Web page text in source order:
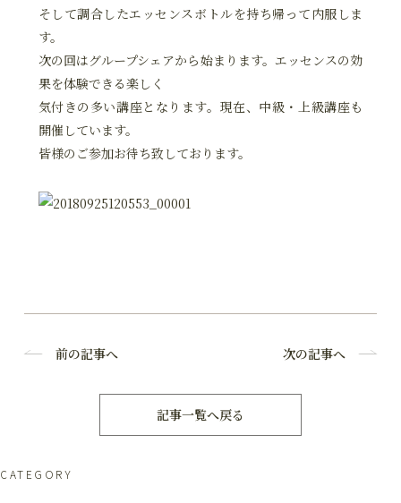
そして調合したエッセンスボトルを持ち帰って内服しま
す。
次の回はグループシェアから始まります。エッセンスの効
果を体験できる楽しく
気付きの多い講座となります。現在、中級・上級講座も
開催しています。
皆様のご参加お待ち致しております。
前の記事へ 次の記事へ
記事一覧へ戻る
CATEGORY